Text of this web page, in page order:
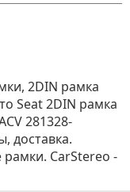
2DIN рамка
Seat 2DIN рамка
281328-
доставка.
CarStereo -